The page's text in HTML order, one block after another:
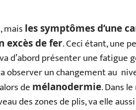
mais les symptômes d’une
excès de fer. Ceci étant, une
d’abord présenter une fatigue
observer un changement au
de mélanodermie. Dans
des zones de plis, va elle